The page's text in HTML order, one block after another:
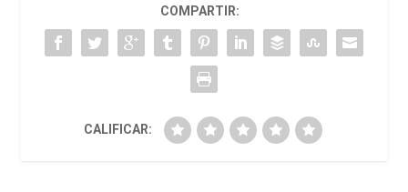
COMPARTIR:
CALIFICAR: